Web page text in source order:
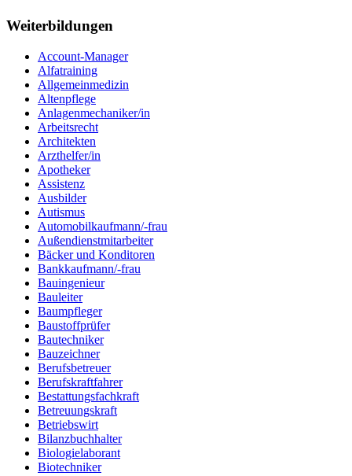
Weiterbildungen
Account-Manager
Alfatraining
Allgemeinmedizin
Altenpflege
Anlagenmechaniker/in
Arbeitsrecht
Architekten
Arzthelfer/in
Apotheker
Assistenz
Ausbilder
Autismus
Automobilkaufmann/-frau
Außendienstmitarbeiter
Bäcker und Konditoren
Bankkaufmann/-frau
Bauingenieur
Bauleiter
Baumpfleger
Baustoffprüfer
Bautechniker
Bauzeichner
Berufsbetreuer
Berufskraftfahrer
Bestattungsfachkraft
Betreuungskraft
Betriebswirt
Bilanzbuchhalter
Biologielaborant
Biotechniker